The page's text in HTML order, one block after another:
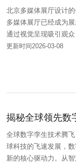
北京多媒体展厅设计
多媒体展厅已经成为
通过视觉呈现吸引观
更新时间2026-03-08
全球数字孪生技术腾
球科技的飞速发展，
新的核心驱动力。从